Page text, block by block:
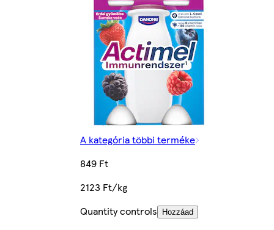
A kategória többi terméke
849 Ft
2123 Ft/kg
Quantity controls
Hozzáad